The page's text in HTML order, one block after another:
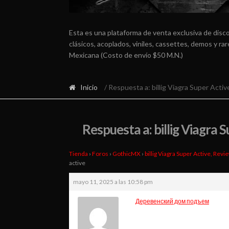
Esta es una plataforma de venta exclusiva de
clásicos, acoplados, viniles, cassettes, demos y
Mexicana (Costo de envío $50 M.N.)
Inicio / Respuesta a: billig Viagra Super
Respuesta a: billig Viagra
Tienda › Foros › GothicMX › billig Viagra Super Active,
active
mayo 11, 2025 a las 10:58 pm
Деревенский дом подъем